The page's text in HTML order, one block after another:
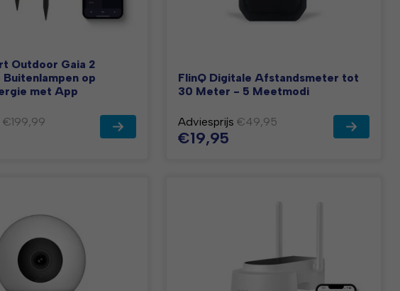
Outdoor Gaia 2
Buitenlampen op
met App
€199,99
FlinQ Digitale Afstandsmeter tot
30 Meter - 5 Meetmodi
Adviesprijs €49,95
€19,95